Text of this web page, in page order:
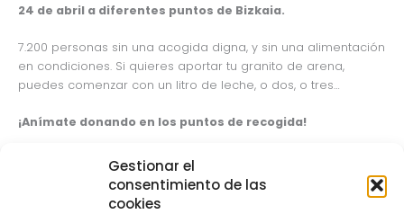
Gestionar el
consentimiento de las
cookies
24 de abril a diferentes puntos de Bizkaia.
7.200 personas sin una acogida digna, y sin una alimentación
en condiciones. Si quieres aportar tu granito de arena,
puedes comenzar con un litro de leche, o dos, o tres…
¡Anímate donando en los puntos de recogida!